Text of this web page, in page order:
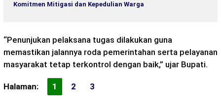
Komitmen Mitigasi dan Kepedulian Warga
“Penunjukan pelaksana tugas dilakukan guna
memastikan jalannya roda pemerintahan serta pelayanan
masyarakat tetap terkontrol dengan baik,” ujar Bupati.
Halaman: 1 2 3